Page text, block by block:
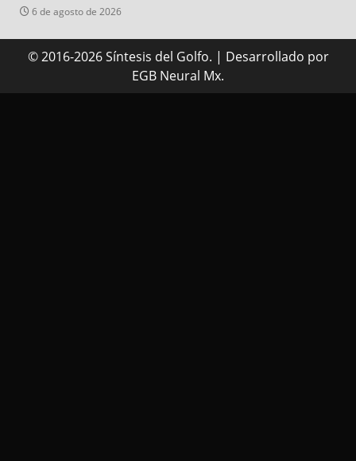
6 de agosto de 2026
© 2016-2026 Síntesis del Golfo. | Desarrollado por
EGB Neural Mx.